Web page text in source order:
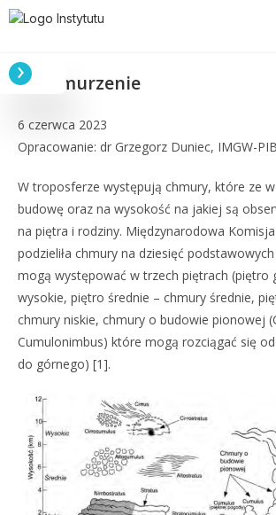
Zachmurzenie
6 czerwca 2023
Opracowanie: dr Grzegorz Duniec, IMGW-
W troposferze występują chmury, które ze
budowę oraz na wysokość na jakiej są
na piętra i rodziny. Międzynarodowa
podzieliła chmury na dziesięć
mogą występować w trzech piętrach (piętro
wysokie, piętro średnie – chmury średnie,
chmury niskie, chmury o budowie pionowej
Cumulonimbus) które mogą rozciągać się
do górnego) [1].